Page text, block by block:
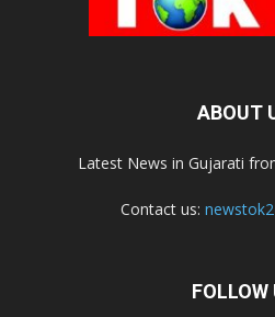
ABOUT
Latest News in Gujarati
Contact us:
FOLLOW